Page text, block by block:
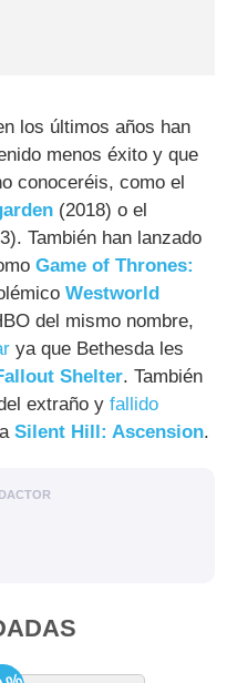
los últimos años han
menos éxito y que
conoceréis, como el
(2018) o el
También han lanzado
Game of Thrones:
Westworld
del mismo nombre,
ya que Bethesda les
Shelter. También
extraño yfallido
Silent Hill: Ascension.